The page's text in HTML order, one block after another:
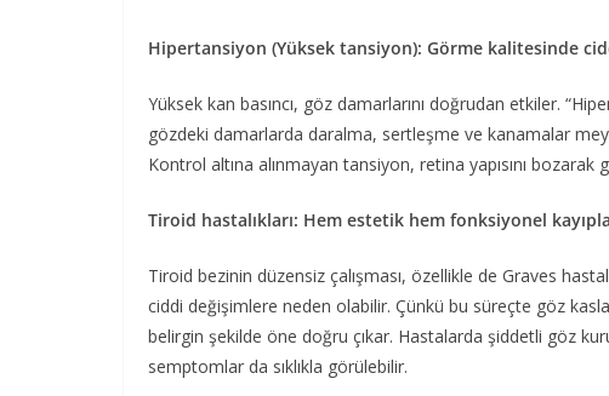
Hipertansiyon (Yüksek tansiyon): Görme kalitesinde
Yüksek kan basıncı, göz damarlarını doğrudan etkiler.
gözdeki damarlarda daralma, sertleşme ve kanamalar
Kontrol altına alınmayan tansiyon, retina yapısını
Tiroid hastalıkları: Hem estetik hem fonksiyonel
Tiroid bezinin düzensiz çalışması, özellikle de Graves
ciddi değişimlere neden olabilir. Çünkü bu süreçte göz
belirgin şekilde öne doğru çıkar. Hastalarda şiddetli göz
semptomlar da sıklıkla görülebilir.